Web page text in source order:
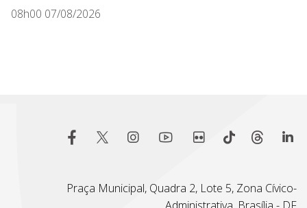
08h00 07/08/2026
Praça Municipal, Quadra 2, Lote 5, Zona Cívico-